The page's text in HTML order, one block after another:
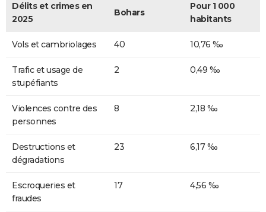
Délits et crimes en
2025
Bohars
Pour 1 000
habitants
Vols et cambriolages 40 10,76 ‰
Trafic et usage de
stupéfiants
2 0,49 ‰
Violences contre des
personnes
8 2,18 ‰
Destructions et
dégradations
23 6,17 ‰
Escroqueries et
fraudes
17 4,56 ‰